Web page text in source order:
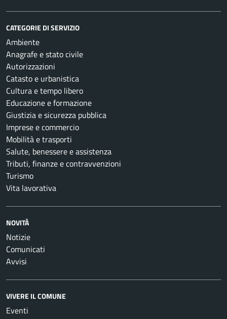
CATEGORIE DI SERVIZIO
Ambiente
Anagrafe e stato civile
Autorizzazioni
Catasto e urbanistica
Cultura e tempo libero
Educazione e formazione
Giustizia e sicurezza pubblica
Imprese e commercio
Mobilità e trasporti
Salute, benessere e assistenza
Tributi, finanze e contravvenzioni
Turismo
Vita lavorativa
NOVITÀ
Notizie
Comunicati
Avvisi
VIVERE IL COMUNE
Eventi